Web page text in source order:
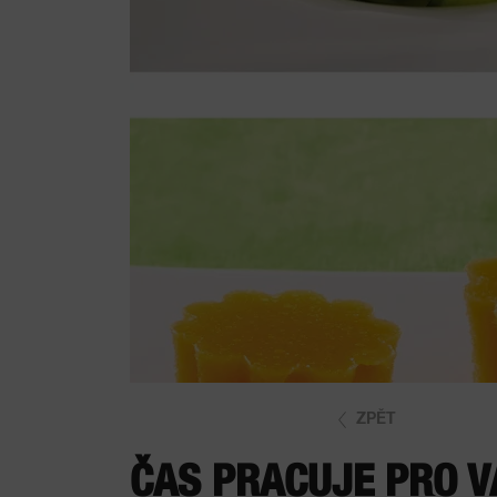
ZPĚT
ČAS PRACUJE PRO